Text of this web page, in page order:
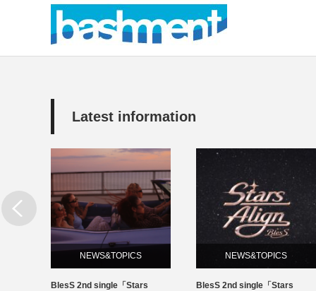
Latest information
NEWS&TOPICS
BlesS 2nd single「Stars
NEWS&TOPICS
BlesS 2nd single「Stars